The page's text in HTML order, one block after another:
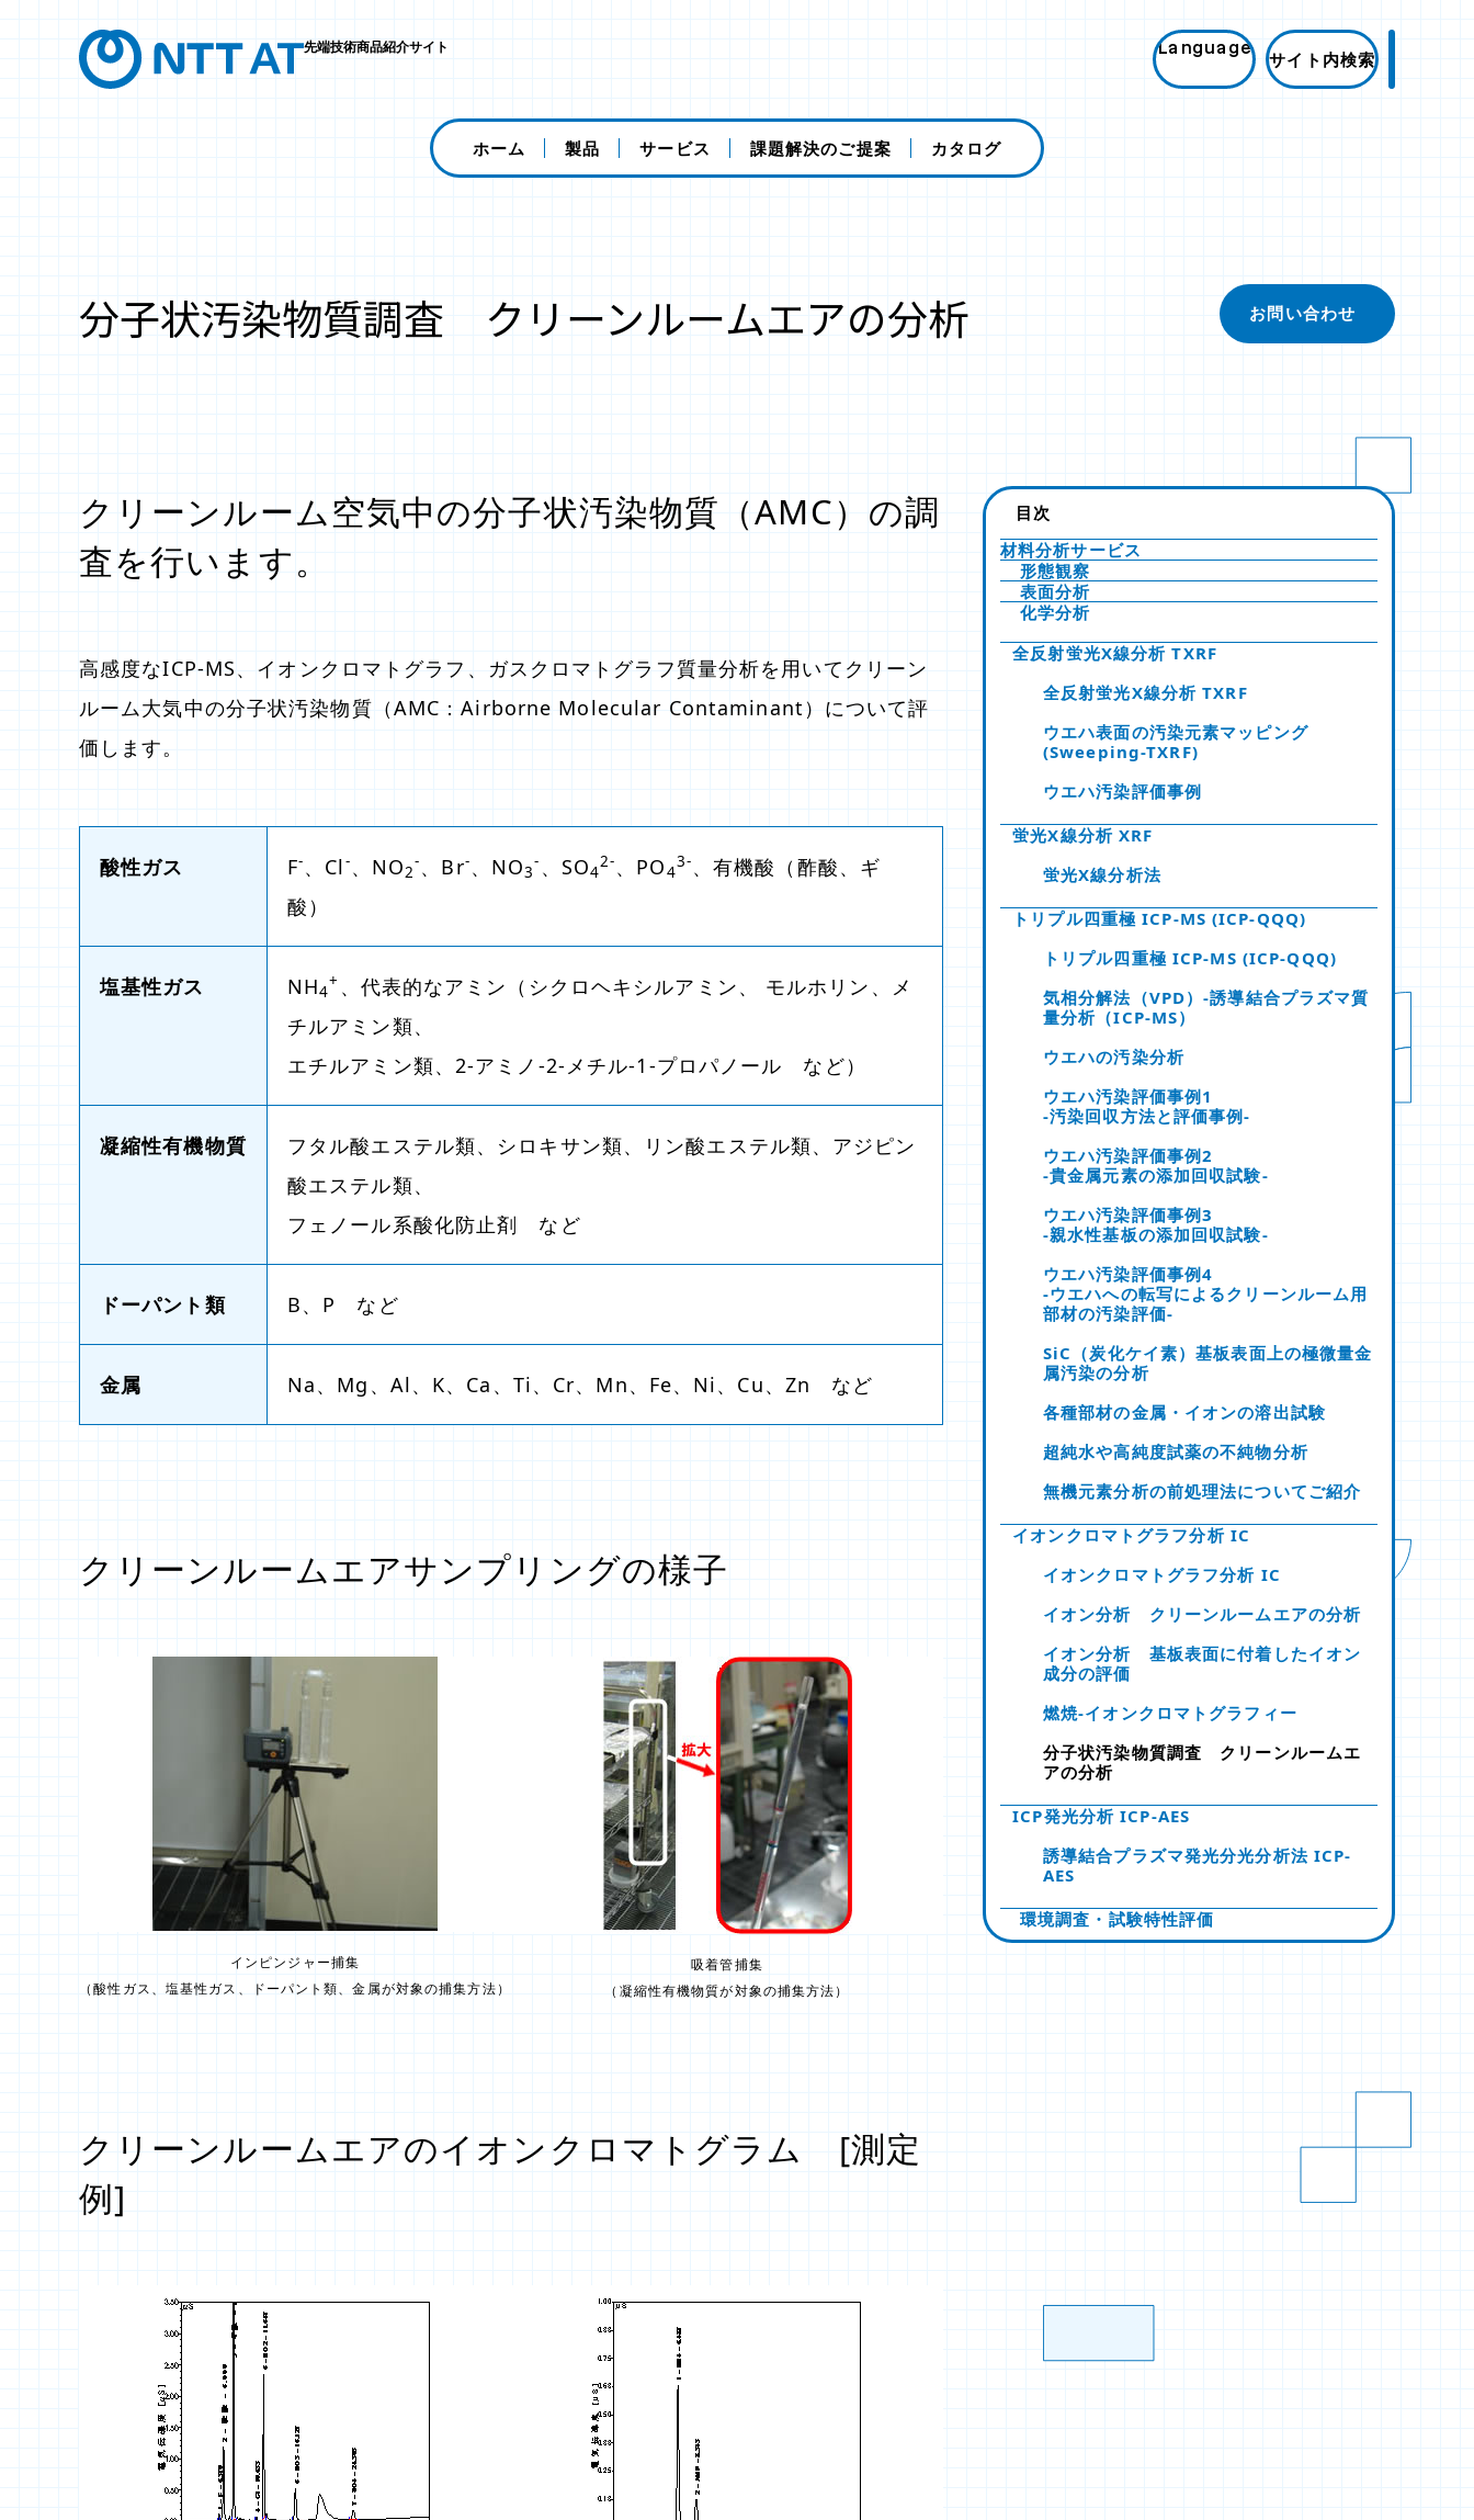
先端技術商品紹介サイト Language
サイト内検索
ホーム 製品 サービス 課題解決のご提案 カタログ
分子状汚染物質調査 クリーンルームエアの分析 お問い合わせ
クリーンルーム空気中の分子状汚染物質（AMC）の調
査を行います。
高感度なICP-MS、イオンクロマトグラフ、ガスクロマトグラフ質量分析を用いてクリーン
ルーム大気中の分子状汚染物質（AMC：Airborne Molecular Contaminant）について評
価します。
酸性ガス F-、Cl-、NO2
-、Br-、NO3
- 、SO4
2-、PO4
3-、有機酸（酢酸、ギ
酸）
塩基性ガス NH4
+ 、代表的なアミン（シクロヘキシルアミン、 モルホリン、メ
チルアミン類、
エチルアミン類、2-アミノ-2-メチル-1-プロパノール など）
凝縮性有機物質
フタル酸エステル類、シロキサン類、リン酸エステル類、アジピン
酸エステル類、
フェノール系酸化防止剤 など
ドーパント類 B、P など
金属 Na、Mg、Al、K、Ca、Ti、Cr、Mn、Fe、Ni、Cu、Zn など
クリーンルームエアサンプリングの様子
インピンジャー捕集
（酸性ガス、塩基性ガス、ドーパント類、金属が対象の捕集方法）
吸着管捕集
（凝縮性有機物質が対象の捕集方法）
クリーンルームエアのイオンクロマトグラム [測定
例]
目次
材料分析サービス
形態観察
表面分析
化学分析
全反射蛍光X線分析 TXRF
全反射蛍光X線分析 TXRF
ウエハ表面の汚染元素マッピング
(Sweeping-TXRF)
ウエハ汚染評価事例
蛍光X線分析 XRF
蛍光X線分析法
トリプル四重極 ICP-MS (ICP-QQQ)
トリプル四重極 ICP-MS (ICP-QQQ)
気相分解法（VPD）-誘導結合プラズマ質
量分析（ICP-MS）
ウエハの汚染分析
ウエハ汚染評価事例1
-汚染回収方法と評価事例-
ウエハ汚染評価事例2
-貴金属元素の添加回収試験-
ウエハ汚染評価事例3
-親水性基板の添加回収試験-
ウエハ汚染評価事例4
-ウエハへの転写によるクリーンルーム用
部材の汚染評価-
SiC（炭化ケイ素）基板表面上の極微量金
属汚染の分析
各種部材の金属・イオンの溶出試験
超純水や高純度試薬の不純物分析
無機元素分析の前処理法についてご紹介
イオンクロマトグラフ分析 IC
イオンクロマトグラフ分析 IC
イオン分析 クリーンルームエアの分析
イオン分析 基板表面に付着したイオン
成分の評価
燃焼-イオンクロマトグラフィー
分子状汚染物質調査 クリーンルームエ
アの分析
ICP発光分析 ICP-AES
誘導結合プラズマ発光分光分析法 ICP-
AES
環境調査・試験特性評価